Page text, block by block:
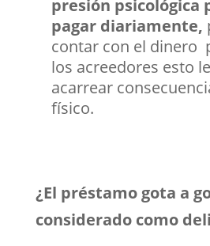
presión psicológica
pagar diariamente,
contar con el dinero
los acreedores esto
acarrear
físico.
¿El préstamo gota a
considerado como